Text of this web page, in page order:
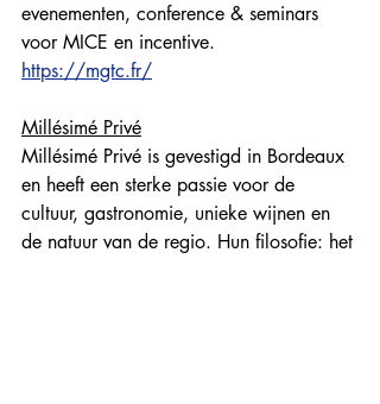
evenementen, conference & seminars
voor MICE en incentive.
https://mgtc.fr/
Millésimé Privé
Millésimé Privé is gevestigd in Bordeaux
en heeft een sterke passie voor de
cultuur, gastronomie, unieke wijnen en
de natuur van de regio. Hun filosofie: het